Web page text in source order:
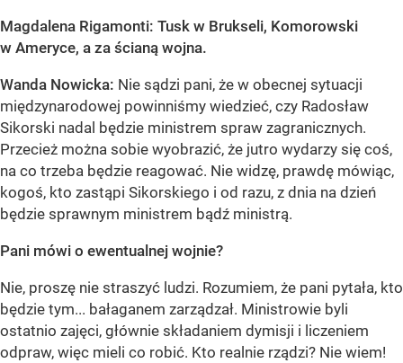
Magdalena Rigamonti: Tusk w Brukseli, Komorowski
w Ameryce, a za ścianą wojna.
Wanda Nowicka: Nie sądzi pani, że w obecnej sytuacji
międzynarodowej powinniśmy wiedzieć, czy Radosław
Sikorski nadal będzie ministrem spraw zagranicznych.
Przecież można sobie wyobrazić, że jutro wydarzy się coś,
na co trzeba będzie reagować. Nie widzę, prawdę mówiąc,
kogoś, kto zastąpi Sikorskiego i od razu, z dnia na dzień
będzie sprawnym ministrem bądź ministrą.
Pani mówi o ewentualnej wojnie?
Nie, proszę nie straszyć ludzi. Rozumiem, że pani pytała, kto
będzie tym... bałaganem zarządzał. Ministrowie byli
ostatnio zajęci, głównie składaniem dymisji i liczeniem
odpraw, więc mieli co robić. Kto realnie rządzi? Nie wiem!